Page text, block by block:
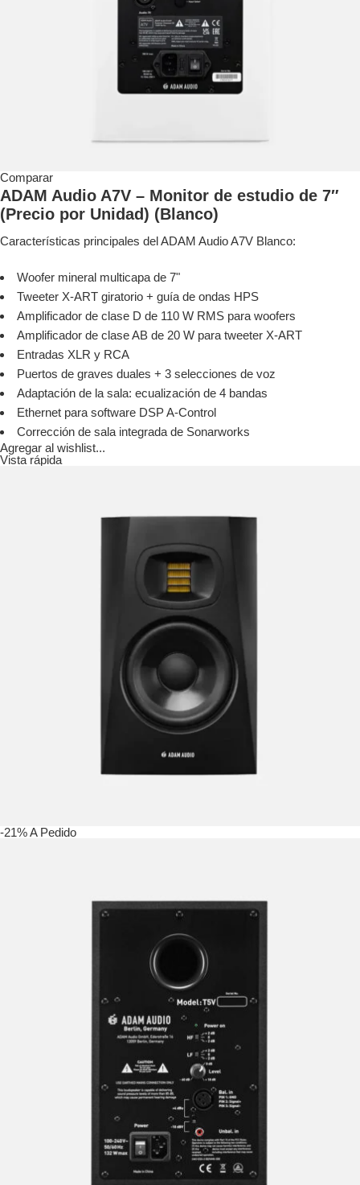
Comparar
ADAM Audio A7V – Monitor de estudio de 7″
(Precio por Unidad) (Blanco)
Características principales del ADAM Audio A7V Blanco:
Woofer mineral multicapa de 7"
Tweeter X-ART giratorio + guía de ondas HPS
Amplificador de clase D de 110 W RMS para woofers
Amplificador de clase AB de 20 W para tweeter X-ART
Entradas XLR y RCA
Puertos de graves duales + 3 selecciones de voz
Adaptación de la sala: ecualización de 4 bandas
Ethernet para software DSP A-Control
Corrección de sala integrada de Sonarworks
Agregar al wishlist...
Vista rápida
-21%A Pedido